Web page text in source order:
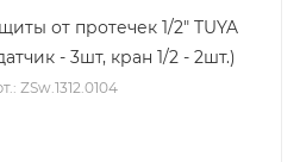
от протечек 1/2" TUYA
- 3шт, кран 1/2 - 2шт.)
ZSw.1312.0104